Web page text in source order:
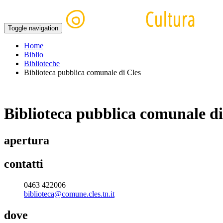
Toggle navigation
Home
Biblio
Biblioteche
Biblioteca pubblica comunale di Cles
Biblioteca pubblica comunale
apertura
contatti
0463 422006
biblioteca@comune.cles.tn.it
dove